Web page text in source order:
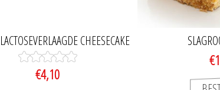
CHEESECAKE
€4,10